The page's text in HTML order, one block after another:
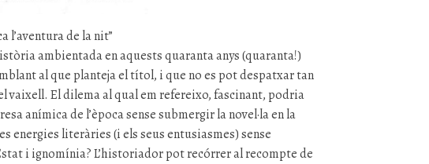
l’aventura de la nit”
ambientada en aquests quaranta anys (quaranta!)
al que planteja el títol, i que no es pot despatxar tan
vaixell. El dilema al qual em refereixo, fascinant, podria
anímica de l’època sense submergir la novel·la en la
energies literàries (i els seus entusiasmes) sense
i ignomínia? L’historiador pot recórrer al recompte de